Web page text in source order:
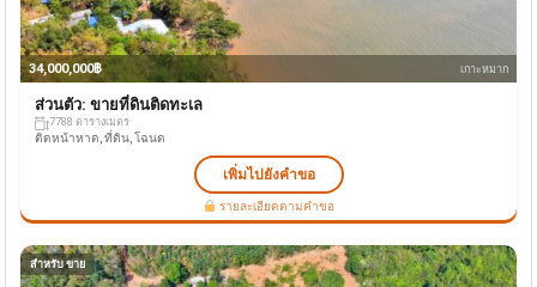
34,000,000฿ เกาะหมาก
ส่วนตัว: ขายที่ดินติดทะเล
7788 ตารางเมตร
ติดหน้าหาด, ที่ดิน, โฉนด
เพิ่มไปยังคำขอ
รายละเอียดตามคำขอ
สำหรับ ขาย